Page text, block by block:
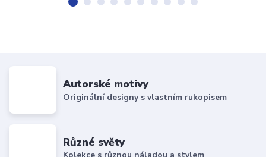
Autorské motivy
Originální designy s vlastním rukopisem
Různé světy